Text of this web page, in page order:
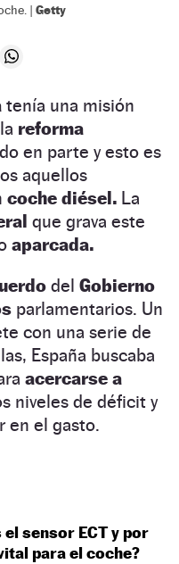
| Getty
tenía una misión
reforma
en parte y esto es
aquellos
coche diésel. La
que grava este
aparcada.
del Gobierno
parlamentarios. Un
con una serie de
España buscaba
acercarse a
niveles de déficit y
en el gasto.
el sensor ECT y por
para el coche?